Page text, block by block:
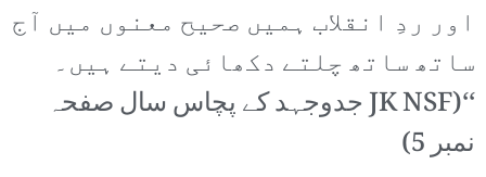
اور ردِ انقلاب ہمیں صحیح معنوں میں آج
ساتھ ساتھ چلتے دکھائی دیتے ہیں۔
‘‘(JK NSF جدوجہد کے پچاس سال صفحہ
نمبر 5)